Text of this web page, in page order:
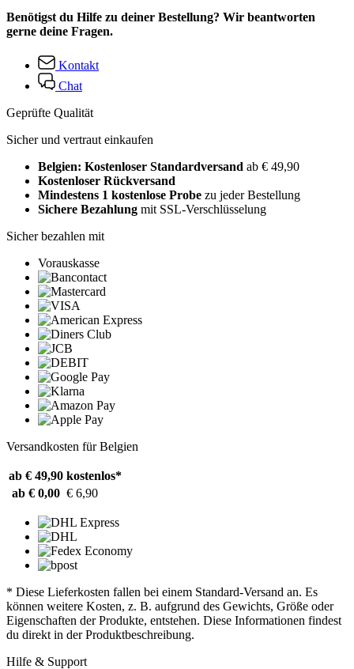
Benötigst du Hilfe zu deiner Bestellung? Wir beantworten
gerne deine Fragen.
Kontakt
Chat
Geprüfte Qualität
Sicher und vertraut einkaufen
Belgien: Kostenloser Standardversand ab € 49,90
Kostenloser Rückversand
Mindestens 1 kostenlose Probe zu jeder Bestellung
Sichere Bezahlung mit SSL-Verschlüsselung
Sicher bezahlen mit
Vorauskasse
Versandkosten für Belgien
ab € 49,90 kostenlos*
ab € 0,00 € 6,90
* Diese Lieferkosten fallen bei einem Standard-Versand an. Es
können weitere Kosten, z. B. aufgrund des Gewichts, Größe oder
Eigenschaften der Produkte, entstehen. Diese Informationen findest
du direkt in der Produktbeschreibung.
Hilfe & Support